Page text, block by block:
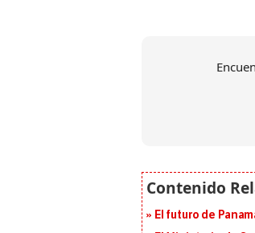
El futuro de